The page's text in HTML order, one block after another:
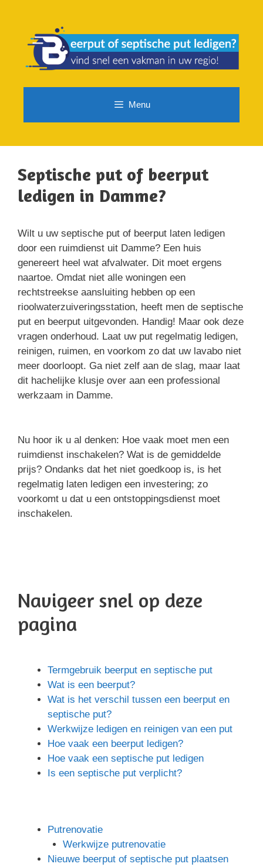
Menu
Septische put of beerput
ledigen in Damme?
Wilt u uw septische put of beerput laten ledigen
door een ruimdienst uit Damme? Een huis
genereert heel wat afvalwater. Dit moet ergens
naartoe. Omdat niet alle woningen een
rechtstreekse aansluiting hebben op een
rioolwaterzuiveringsstation, heeft men de septische
put en beerput uitgevonden. Handig! Maar ook deze
vragen onderhoud. Laat uw put regelmatig ledigen,
reinigen, ruimen, en voorkom zo dat uw lavabo niet
meer doorloopt. Ga niet zelf aan de slag, maar laat
dit hachelijke klusje over aan een professional
werkzaam in Damme.
Nu hoor ik u al denken: Hoe vaak moet men een
ruimdienst inschakelen? Wat is de gemiddelde
prijs? Ondanks dat het niet goedkoop is, is het
regelmatig laten ledigen een investering; zo
voorkomt u dat u een ontstoppingsdienst moet
inschakelen.
Navigeer snel op deze
pagina
Termgebruik beerput en septische put
Wat is een beerput?
Wat is het verschil tussen een beerput en
septische put?
Werkwijze ledigen en reinigen van een put
Hoe vaak een beerput ledigen?
Hoe vaak een septische put ledigen
Is een septische put verplicht?
Putrenovatie
Werkwijze putrenovatie
Nieuwe beerput of septische put plaatsen